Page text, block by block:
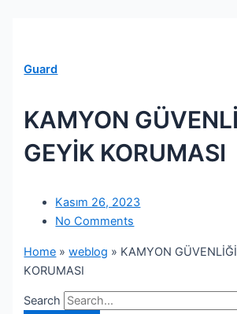
Guard
KAMYON
GEYİK KORUMASI
Kasım 26, 2023
No Comments
Home »weblog » KAMYON
KORUMASI
Search